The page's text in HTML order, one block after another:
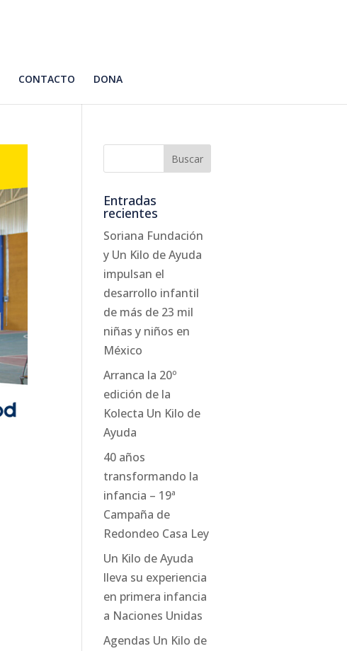
CONTACTO DONA
Entradas
recientes
Soriana Fundación
y Un Kilo de Ayuda
impulsan el
desarrollo infantil
de más de 23 mil
niñas y niños en
México
Arranca la 20º
edición de la
Kolecta Un Kilo de
Ayuda
40 años
transformando la
infancia – 19ª
Campaña de
Redondeo Casa Ley
Un Kilo de Ayuda
lleva su experiencia
en primera infancia
a Naciones Unidas
Agendas Un Kilo de